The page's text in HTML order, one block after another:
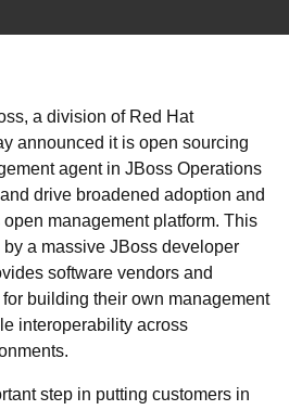
a division of Red Hat
announced it is open sourcing
agent in JBoss Operations
drive broadened adoption and
management platform. This
a massive JBoss developer
software vendors and
building their own management
interoperability across
step in putting customers in